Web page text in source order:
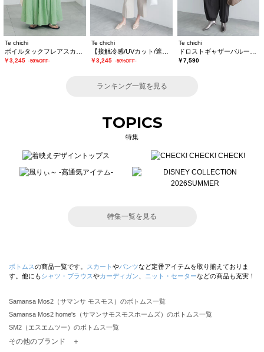
Te chichi
￥3,245 -50%OFF-
Te chichi
￥3,245 -50%OFF-
Te chichi
￥7,590
ランキング一覧を見る
TOPICS
特集
特集一覧を見る
ボトムスの商品一覧です。 スカート やパンツなど定番アイテムを取り揃えておりま
す。他にもシャツ・ブラウスやカーディガン ニット・セーターなどの商品も充実！
Samansa Mos2（サマンサ モスモス）のボトムス一覧
Samansa Mos2 home's（サマンサモスモスホームズ）のボトムス一覧
SM2（エスエムツー）のボトムス一覧
TSUHARU by Samansa Mos2（ツハルバイサマンサモスモス）のボトムス一覧
その他のブランド ＋